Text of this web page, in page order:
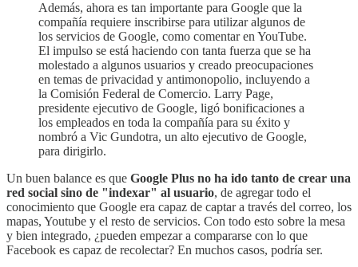
Además, ahora es tan importante para Google que la
compañía requiere inscribirse para utilizar algunos de
los servicios de Google, como comentar en YouTube.
El impulso se está haciendo con tanta fuerza que se ha
molestado a algunos usuarios y creado preocupaciones
en temas de privacidad y antimonopolio, incluyendo a
la Comisión Federal de Comercio. Larry Page,
presidente ejecutivo de Google, ligó bonificaciones a
los empleados en toda la compañía para su éxito y
nombró a Vic Gundotra, un alto ejecutivo de Google,
para dirigirlo.
Un buen balance es que Google Plus no ha ido tanto de crear una
red social sino de "indexar" al usuario, de agregar todo el
conocimiento que Google era capaz de captar a través del correo, los
mapas, Youtube y el resto de servicios. Con todo esto sobre la mesa
y bien integrado, ¿pueden empezar a compararse con lo que
Facebook es capaz de recolectar? En muchos casos, podría ser.